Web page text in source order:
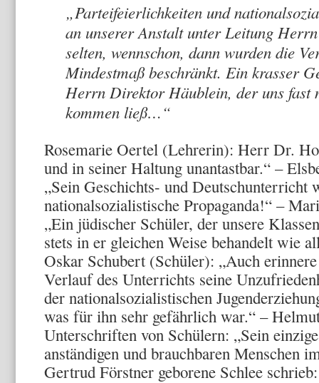
„Parteifeierlichkeiten und
an unserer Anstalt unter Leitung
selten, wennschon, dann wurden die
Mindestmaß beschränkt. Ein krasser
Herrn Direktor Häublein, der uns fast
kommen ließ…“
Rosemarie Oertel (Lehrerin): Herr Dr.
und in seiner Haltung unantastbar.“ –
„Sein Geschichts- und Deutschunterricht
nationalsozialistische Propaganda!“ –
„Ein jüdischer Schüler, der unsere
stets in er gleichen Weise behandelt wie
Oskar Schubert (Schüler): „Auch
Verlauf des Unterrichts seine
der nationalsozialistischen
was für ihn sehr gefährlich war.“ –
Unterschriften von Schülern: „Sein
anständigen und brauchbaren Menschen
Gertrud Förstner geborene Schlee schrieb: